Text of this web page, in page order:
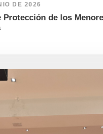
DE 2026
Protección de los